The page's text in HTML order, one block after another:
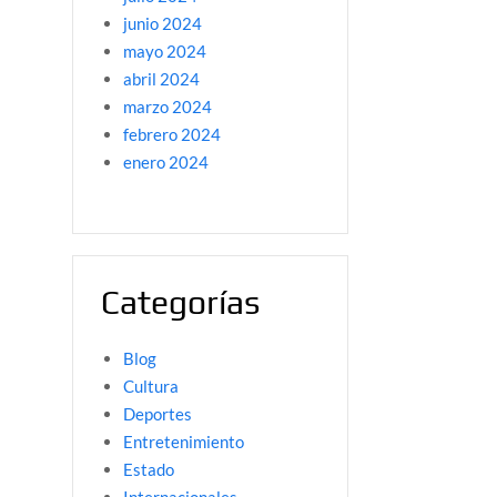
junio 2024
mayo 2024
abril 2024
marzo 2024
febrero 2024
enero 2024
Categorías
Blog
Cultura
Deportes
Entretenimiento
Estado